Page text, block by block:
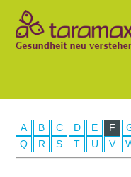
A B C D E F
Q
R S T U V